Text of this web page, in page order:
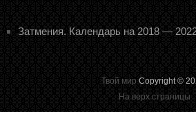
Затмения. Календарь на 2018 —
Твой мир Copyright ©
На верх страницы